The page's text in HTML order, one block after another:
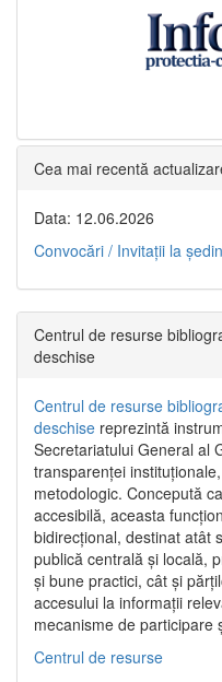
Cea mai recentă
Data: 12.06.2026
Convocări / Invitaţii la
Centrul de resurse
deschise
Centrul de resurse
deschise reprezintă
Secretariatului General al
transparenței
metodologic. Concepută
accesibilă, aceasta
bidirecțional, destinat atât
publică centrală și locală,
și bune practici, cât și
accesului la informații
mecanisme de participare
Centrul de resurse